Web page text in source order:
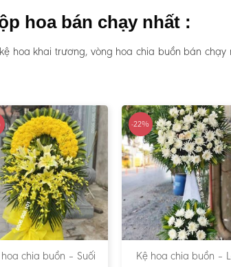
hoa bán chạy nhất :
hoa khai trương, vòng hoa chia buồn bán chạy
hoa chia buồn – Suối
-22%
Kệ hoa chia buồn –